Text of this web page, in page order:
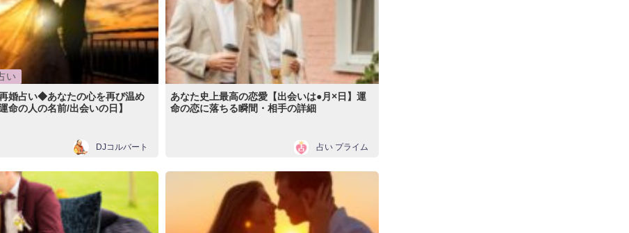
い
婚占い◆あなたの心を再び温め
命の人の名前/出会いの日】
DJコルバート
あなた史上最高の恋愛【出会いは●月×日】運
命の恋に落ちる瞬間・相手の詳細
占い プライム